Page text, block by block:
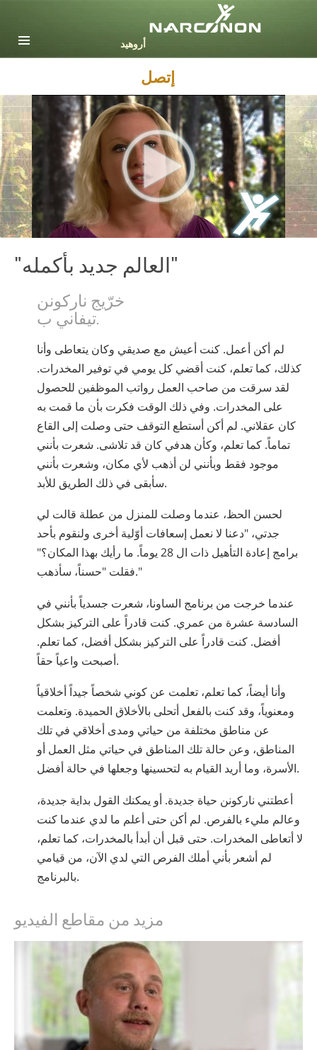
Deutsch
Español
Français
Hebrew
Magyar
Italiano
日本語 (Japanese)
Nederlands
Norsk
Portuguès
Русский (Russian)
Svenska
繁體中文 (Chinese)
Arabic
Ukrainian
Czech
Turkish
إتصل
"العالم جديد بأكمله"
خرّيج ناركونن
تيفاني ب.
لم أكن أعمل. كنت أعيش مع صديقي وكان يتعاطى وأنا
كذلك، كما تعلم، كنت أقضي كل يومي في توفير المخدرات.
لقد سرقت من صاحب العمل رواتب الموظفين للحصول
على المخدرات. وفي ذلك الوقت فكرت بأن ما قمت به
كان عقلاني. لم أكن أستطع التوقف حتى وصلت إلى القاع
تماماً. كما تعلم، وكأن هدفي كان قد تلاشى. شعرت بأنني
موجود فقط وبأنني لن أذهب لأي مكان، وشعرت بأنني
سأبقى في ذلك الطريق للأبد.
لحسن الحظ، عندما وصلت للمنزل من عطلة قالت لي
جدتي، "دعنا لا نعمل إسعافات أوّلية أخرى ولنقوم بأحد
برامج إعادة التأهيل ذات ال 28 يوماً. ما رأيك بهذا المكان؟"
فقلت "حسناً، سأذهب."
عندما خرجت من برنامج الساونا، شعرت جسدياً بأنني في
السادسة عشرة من عمري. كنت قادراً على التركيز بشكل
أفضل. كنت قادراً على التركيز بشكل أفضل، كما تعلم.
أصبحت واعياً حقاً.
وأنا أيضاً، كما تعلم، تعلمت عن كوني شخصاً جيداً أخلاقياً
ومعنوياً، وقد كنت بالفعل أتحلى بالأخلاق الحميدة. وتعلمت
عن مناطق مختلفة من حياتي ومدى أخلاقي في تلك
المناطق، وعن حالة تلك المناطق في حياتي مثل العمل أو
الأسرة، وما أريد القيام به لتحسينها وجعلها في حالة أفضل.
أعطتني ناركونن حياة جديدة. أو يمكنك القول بداية جديدة،
وعالم مليء بالفرص. لم أكن حتى أعلم ما لدي عندما كنت
لا أتعاطى المخدرات. حتى قبل أن أبدأ بالمخدرات، كما تعلم،
لم أشعر بأني أملك الفرص التي لدي الآن، من قيامي
بالبرنامج.
مزيد من مقاطع الفيديو